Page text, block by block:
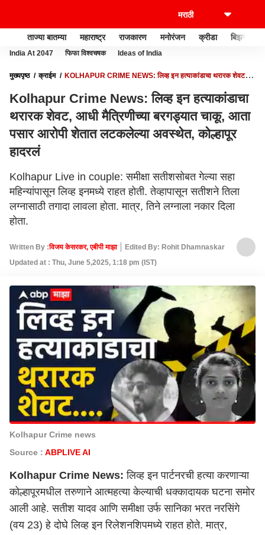
ताज्या बातम्या महाराष्ट्र राजकारण मनोरंजन क्रीडा बिझनेस
India At 2047 फिफा विश्वचषक Ideas of India
मुख्यपृष्ठ क्राईम
KOLHAPUR CRIME NEWS: लिव्ह इन हत्याकांडाचा थरारक शेवट,
Kolhapur Crime News: लिव्ह इन हत्याकांडाचा
थरारक शेवट, आधी मैत्रिणीच्या बरगड्यात चाकू, आता
पसार आरोपी शेतात लटकलेल्या अवस्थेत, कोल्हापूर
हादरलं
Kolhapur Live in couple: समीक्षा सतीशसोबत गेल्या सहा
महिन्यांपासून लिव्ह इनमध्ये राहत होती. तेव्हापासून सतीशने तिला
लग्नासाठी तगादा लावला होता. मात्र, तिने लग्नाला नकार दिला
होता.
Written By :विजय केसरकर, एबीपी माझा
Edited By: Rohit Dhamnaskar
Updated at : Thu, June 5,2025, 1:18 pm (IST)
Kolhapur Crime news
Source : ABPLIVE AI
Kolhapur Crime News: लिव्ह इन पार्टनरची हत्या करणाऱ्या
कोल्हापूरमधील तरुणाने आत्महत्या केल्याची धक्कादायक घटना समोर
आली आहे. सतीश यादव आणि समीक्षा उर्फ सानिका भरत नरसिंगे
(वय 23) हे दोघे लिव्ह इन रिलेशनशिपमध्ये राहत होते. मात्र,